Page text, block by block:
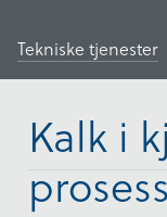
Tekniske tjenester
Kalk i